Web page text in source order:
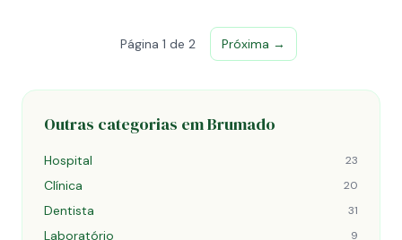
Página 1 de 2 Próxima →
Outras categorias em Brumado
Hospital 23
Clínica 20
Dentista 31
Laboratório 9